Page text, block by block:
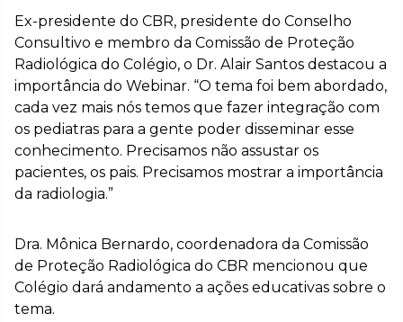
Ex-presidente do CBR, presidente do Conselho
Consultivo e membro da Comissão de Proteção
Radiológica do Colégio, o Dr. Alair Santos destacou a
importância do Webinar. “O tema foi bem abordado,
cada vez mais nós temos que fazer integração com
os pediatras para a gente poder disseminar esse
conhecimento. Precisamos não assustar os
pacientes, os pais. Precisamos mostrar a importância
da radiologia.”
Dra. Mônica Bernardo, coordenadora da Comissão
de Proteção Radiológica do CBR mencionou que
Colégio dará andamento a ações educativas sobre o
tema.